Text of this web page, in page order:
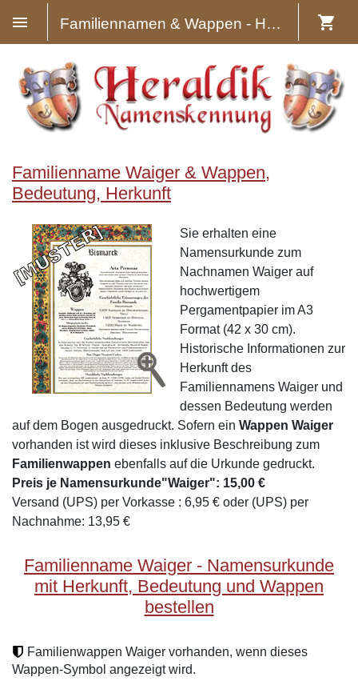
Familiennamen & Wappen - Heraldik
Familienname Waiger & Wappen,
Bedeutung, Herkunft
Sie erhalten eine
Namensurkunde zum
Nachnamen Waiger auf
hochwertigem
Pergamentpapier im A3
Format (42 x 30 cm).
Historische Informationen zur
Herkunft des
Familiennamens Waiger und
dessen Bedeutung werden
auf dem Bogen ausgedruckt. Sofern ein Wappen Waiger
vorhanden ist wird dieses inklusive Beschreibung zum
Familienwappen ebenfalls auf die Urkunde gedruckt.
Preis je Namensurkunde"Waiger": 15,00 €
Versand (UPS) per Vorkasse : 6,95 € oder (UPS) per
Nachnahme: 13,95 €
Familienname Waiger - Namensurkunde
mit Herkunft, Bedeutung und Wappen
bestellen
Familienwappen Waiger vorhanden, wenn dieses
Wappen-Symbol angezeigt wird.